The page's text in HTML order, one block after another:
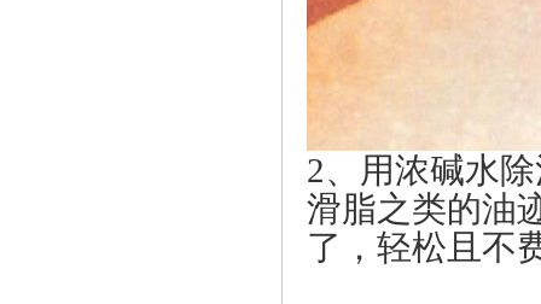
2、用浓碱水
滑脂之类的油
了，轻松且不